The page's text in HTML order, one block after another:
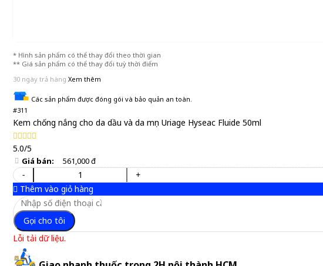
* Hình sản phẩm có thể thay đổi theo thời gian
** Giá sản phẩm có thể thay đổi tuỳ thời điểm
30 ngày trả hàng Xem thêm
Các sản phẩm được đóng gói và bảo quản an toàn.
#311
Kem chống nắng cho da dầu và da mụn Uriage Hyseac Fluide 50ml
5.0/5
Giá bán: 561,000 đ
-
+
Thêm vào giỏ hàng
Gọi cho tôi
Lỗi tải dữ liệu.